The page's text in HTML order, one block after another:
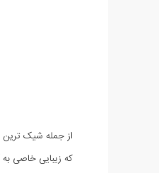
از جمله شیک
که زیبایی خاصی